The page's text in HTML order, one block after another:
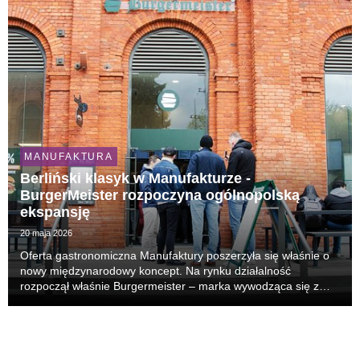
MANUFAKTURA
Berliński klasyk w Manufakturze -
BurgerMeister rozpoczyna ogólnopolską
ekspansję
20 maja 2026
Oferta gastronomiczna Manufaktury poszerzyła się właśnie o
nowy międzynarodowy koncept. Na rynku działalność
rozpoczął właśnie Burgermeister – marka wywodząca się z